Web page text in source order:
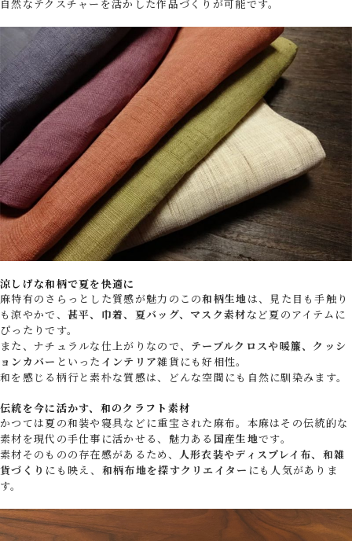
自然なテクスチャーを活かした作品づくりが可能です。
涼しげな和柄で夏を快適に
麻特有のさらっとした質感が魅力のこの和柄生地 は、見た目も手触り
も涼やかで、 甚平、巾着、夏バッグ、マスク素材など夏のアイテムに
ぴったりです。
また、ナチュラルな仕上がりなので、 テーブルクロスや暖簾、クッシ
ョンカバー といった インテリア雑貨にも好相性。
和を感じる柄行と素朴な質感は、どんな空間にも自然に馴染みます。
伝統を今に活かす、和のクラフト素材
かつては夏の和装や寝具などに重宝された麻布。本麻はその伝統的な
素材を現代の手仕事に活かせる、魅力ある 国産生地です。
素材そのものの存在感があるため、
人形衣装やディスプレイ布、和雑
貨づくり にも映え、 和柄布地を探すクリエイター にも人気がありま
す。